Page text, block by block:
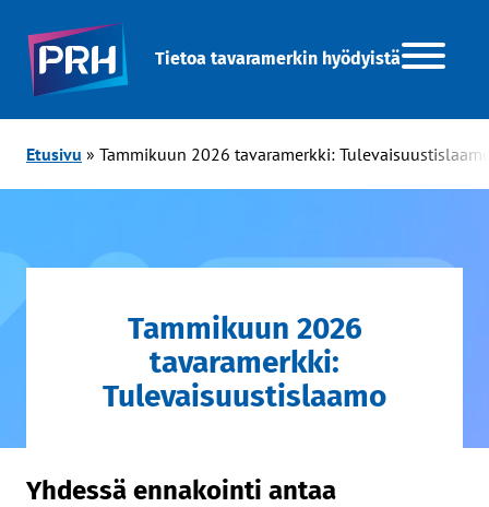
Tietoa tavaramerkin hyödyistä
Etusivu » Tammikuun 2026 tavaramerkki:
Tammikuun 2026
tavaramerkki:
Tulevaisuustislaamo
Yhdessä ennakointi antaa